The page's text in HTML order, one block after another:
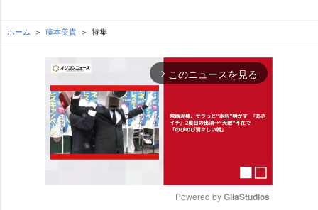
ホーム 藤本美貴 特集
arrow_forward_ios このニュースを見る
Powered by GliaStudios